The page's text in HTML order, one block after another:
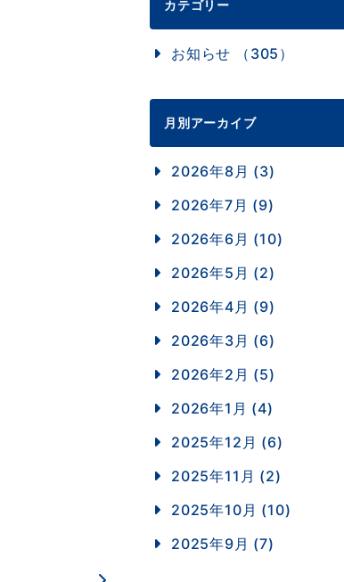
カテゴリー
お知らせ （305）
月別アーカイブ
2026年8月 (3)
2026年7月 (9)
2026年6月 (10)
2026年5月 (2)
2026年4月 (9)
2026年3月 (6)
2026年2月 (5)
2026年1月 (4)
2025年12月 (6)
2025年11月 (2)
2025年10月 (10)
2025年9月 (7)